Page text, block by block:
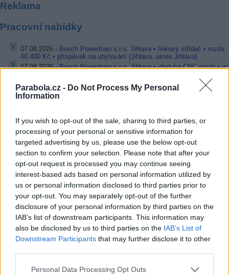
Parabola.cz - Do Not Process My Personal
Information
If you wish to opt-out of the sale, sharing to third parties, or
processing of your personal or sensitive information for
targeted advertising by us, please use the below opt-out
section to confirm your selection. Please note that after your
opt-out request is processed you may continue seeing
interest-based ads based on personal information utilized by
us or personal information disclosed to third parties prior to
your opt-out. You may separately opt-out of the further
disclosure of your personal information by third parties on the
IAB’s list of downstream participants. This information may
also be disclosed by us to third parties on the IAB’s List of
Downstream Participants that may further disclose it to other
Personal Data Processing Opt Outs
Reklama
Pracovní nabídky
07.08.2026 - Bosch Powertrain s.r.o. Jihlava • linkový střídač • mzda
48.400 Kč • příspěvek na ubytování (Jihlava, okres Jihlava)
07.08.2026 -Bosch Powertrain s.r.o. Jihlava • obsluha CNC strojů •
07.08.2026 -Specialista pro elektronická zařízení údržby (m/ž) (tř.
Klementa 869, Mladá Boleslav II)
Kč • náborový bonus 50.000 Kč • příspěvek na ubytování (Jihlava,
Jihlava)
06.08.2026 - Bosch Powertrain s.r.o. • montážní dělník • mzda 44.700
týdenní zálohy na mzdu 2.000 Kč (Jihlava, okres Jihlava)
... další nabídky zaměstnání
Vybrané články